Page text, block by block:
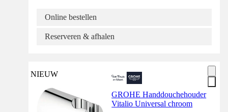
Online bestellen
Reserveren & afhalen
NIEUW
GROHE Handdouchehouder
Vitalio Universal chroom